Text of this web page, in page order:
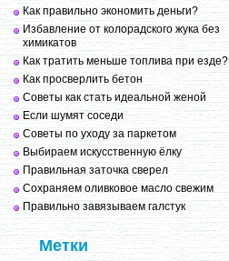
Как правильно экономить деньги?
Избавление от колорадского жука без
химикатов
Как тратить меньше топлива при езде?
Как просверлить бетон
Советы как стать идеальной женой
Если шумят соседи
Советы по уходу за паркетом
Выбираем искусственную ёлку
Правильная заточка сверел
Сохраняем оливковое масло свежим
Правильно завязываем галстук
Метки